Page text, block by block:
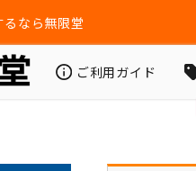
なら無限堂
ご利用ガイド